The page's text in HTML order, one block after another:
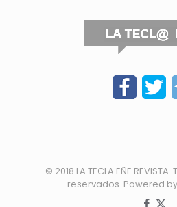
© 2018 LA TECLA EÑE
reservados. Powered by